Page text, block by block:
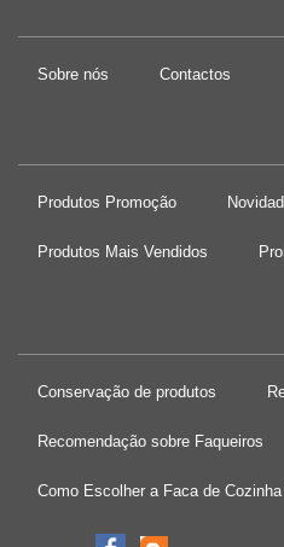
Sobre nós Contactos
Produtos Promoção
Produtos Mais Vendidos
Conservação de produtos
Recomendação sobre Faqueiros
Como Escolher a Faca de Cozinha